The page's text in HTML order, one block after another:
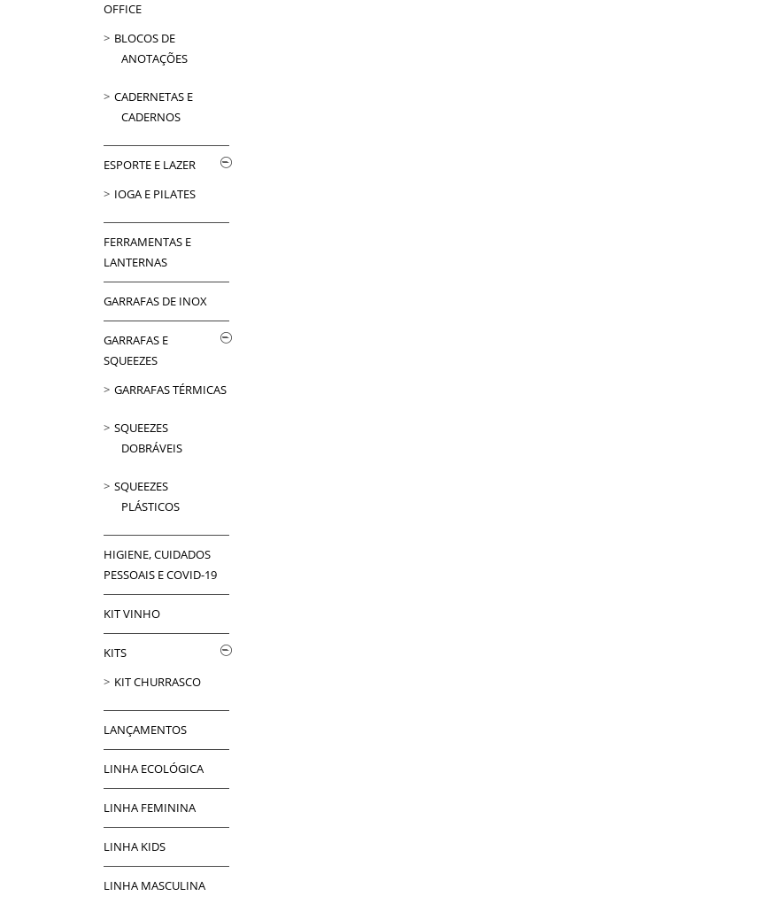
OFFICE
BLOCOS DE
ANOTAÇÕES
CADERNETAS E
CADERNOS
ESPORTE E LAZER
IOGA E PILATES
FERRAMENTAS E
LANTERNAS
GARRAFAS DE INOX
GARRAFAS E
SQUEEZES
GARRAFAS TÉRMICAS
SQUEEZES
DOBRÁVEIS
SQUEEZES
PLÁSTICOS
HIGIENE, CUIDADOS
PESSOAIS E COVID-19
KIT VINHO
KITS
KIT CHURRASCO
LANÇAMENTOS
LINHA ECOLÓGICA
LINHA FEMININA
LINHA KIDS
LINHA MASCULINA